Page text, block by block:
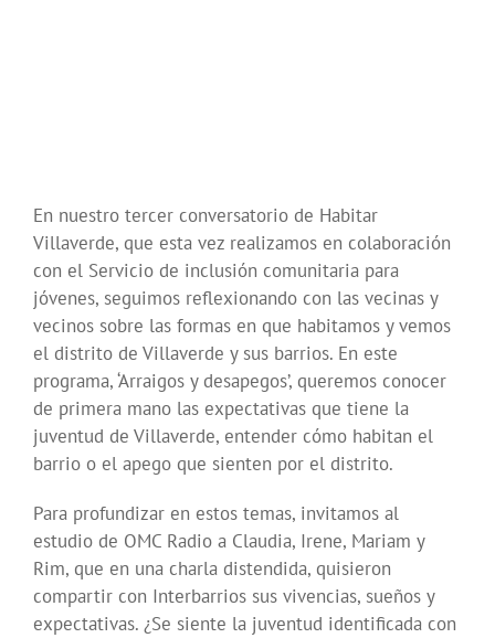
En nuestro tercer conversatorio de Habitar
Villaverde, que esta vez realizamos en colaboración
con el Servicio de inclusión comunitaria para
jóvenes, seguimos reflexionando con las vecinas y
vecinos sobre las formas en que habitamos y vemos
el distrito de Villaverde y sus barrios. En este
programa, ‘Arraigos y desapegos’, queremos conocer
de primera mano las expectativas que tiene la
juventud de Villaverde, entender cómo habitan el
barrio o el apego que sienten por el distrito.
Para profundizar en estos temas, invitamos al
estudio de OMC Radio a Claudia, Irene, Mariam y
Rim, que en una charla distendida, quisieron
compartir con Interbarrios sus vivencias, sueños y
expectativas. ¿Se siente la juventud identificada con